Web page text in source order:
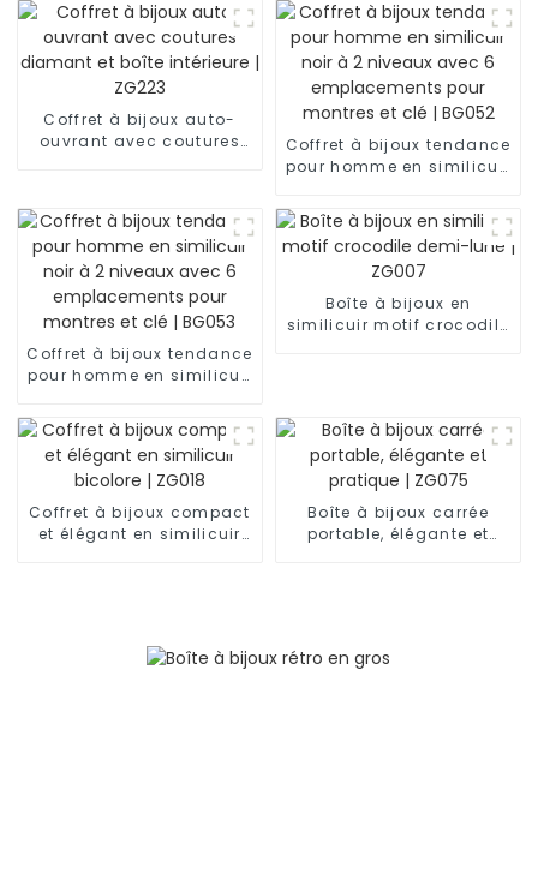
Coffret à bijoux auto-
ouvrant avec coutures
Coffret à bijoux tendance
pour homme en similicuir
emplacements pour
montres et clé | BG052
Coffret à bijoux tendance
pour homme en similicuir
emplacements pour
montres et clé | BG053
Boîte à bijoux en
similicuir motif crocodile
Coffret à bijoux compact
et élégant en similicuir
Boîte à bijoux carrée
portable, élégante et